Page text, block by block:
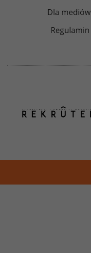
Dla mediów
Regulamin